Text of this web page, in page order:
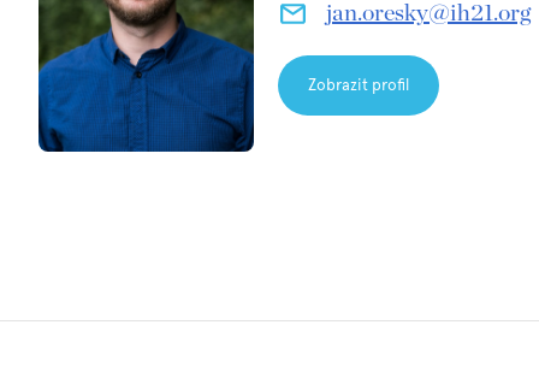
jan.oresky@ih21.org
Zobrazit profil